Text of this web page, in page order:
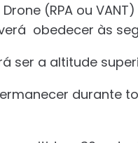
(RPA ou
obedecer às
ser a altitude
durante